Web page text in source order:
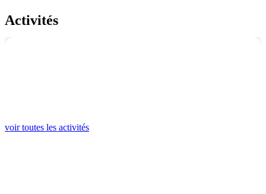
Activités
voir toutes les activités